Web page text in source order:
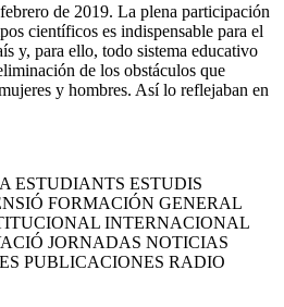
de 2019. La plena participación
científicos es indispensable para el
y, para ello, todo sistema educativo
de los obstáculos que
y hombres. Así lo reflejaban en
ESTUDIANTS ESTUDIS
FORMACIÓN GENERAL
INTERNACIONAL
JORNADAS NOTICIAS
PUBLICACIONES RADIO